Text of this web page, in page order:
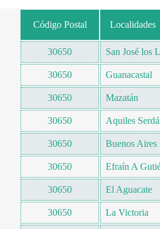
Código Postal Localidades
30650 San José los
30650 Guanacastal
30650 Mazatán
30650 Aquiles
30650 Buenos Aires
30650 Efraín A
30650 El Aguacate
30650 La Victoria